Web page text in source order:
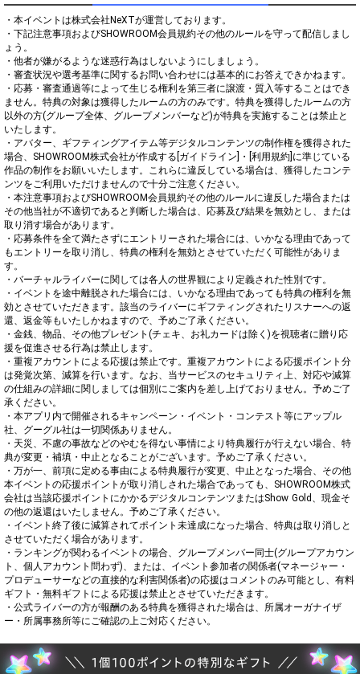
・本イベントは株式会社NeXTが運営しております。
・下記注意事項およびSHOWROOM会員規約その他のルールを守って配信しまし
ょう。
・他者が嫌がるような迷惑行為はしないようにしましょう。
・審査状況や選考基準に関するお問い合わせには基本的にお答えできかねます。
・応募・審査通過等によって生じる権利を第三者に譲渡・質入等することはでき
ません。特典の対象は獲得したルームの方のみです。特典を獲得したルームの方
以外の方(グループ全体、グループメンバーなど)が特典を実施することは禁止と
いたします。
・アバター、ギフティングアイテム等デジタルコンテンツの制作権を獲得された
場合、SHOWROOM株式会社が作成する[ガイドライン]・[利用規約]に準じている
作品の制作をお願いいたします。これらに違反している場合は、獲得したコンテ
ンツをご利用いただけませんので十分ご注意ください。
・本注意事項およびSHOWROOM会員規約その他のルールに違反した場合または
その他当社が不適切であると判断した場合は、応募及び結果を無効とし、または
取り消す場合があります。
・応募条件を全て満たさずにエントリーされた場合には、いかなる理由であって
もエントリーを取り消し、特典の権利を無効とさせていただく可能性がありま
す。
・バーチャルライバーに関しては各人の世界観により定義された性別です。
・イベントを途中離脱された場合には、いかなる理由であっても特典の権利を無
効とさせていただきます。該当のライバーにギフティングされたリスナーへの返
還、返金等もいたしかねますので、予めご了承ください。
・金銭、物品、その他プレゼント(チェキ、お礼カードは除く)を視聴者に贈り応
援を促進させる行為は禁止します。
・重複アカウントによる応援は禁止です。重複アカウントによる応援ポイント分
は発覚次第、減算を行います。なお、当サービスのセキュリティ上、対応や減算
の仕組みの詳細に関しましては個別にご案内を差し上げておりません。予めご了
承ください。
・本アプリ内で開催されるキャンペーン・イベント・コンテスト等にアップル
社、グーグル社は一切関係ありません。
・天災、不慮の事故などのやむを得ない事情により特典履行が行えない場合、特
典が変更・補填・中止となることがございます。予めご了承ください。
・万が一、前項に定める事由による特典履行が変更、中止となった場合、その他
本イベントの応援ポイントが取り消しされた場合であっても、SHOWROOM株式
会社は当該応援ポイントにかかるデジタルコンテンツまたはShow Gold、現金そ
の他の返還はいたしません。予めご了承ください。
・イベント終了後に減算されてポイント未達成になった場合、特典は取り消しと
させていただく場合があります。
・ランキングが関わるイベントの場合、グループメンバー同士(グループアカウン
ト、個人アカウント問わず)、または、イベント参加者の関係者(マネージャー・
プロデューサーなどの直接的な利害関係者)の応援はコメントのみ可能とし、有料
ギフト・無料ギフトによる応援は禁止とさせていただきます。
・公式ライバーの方が報酬のある特典を獲得された場合は、所属オーガナイザ